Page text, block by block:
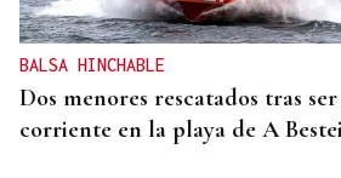
BALSA HINCHABLE
Dos menores rescatados tras
corriente en la playa de A